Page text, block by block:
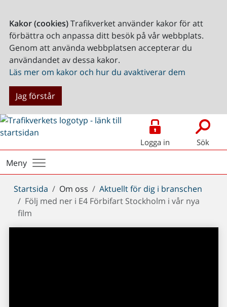
Kakor (cookies)Trafikverket använder kakor för att
förbättra och anpassa ditt besök på vår webbplats.
Genom att använda webbplatsen accepterar du
användandet av dessa kakor.
Läs mer om kakor och hur du avaktiverar dem
Jag förstår
Logga in Sök
Meny
Du
är
här:
Startsida Om oss
Aktuellt för dig i branschen
Följ med ner i E4 Förbifart Stockholm i vår nya
film